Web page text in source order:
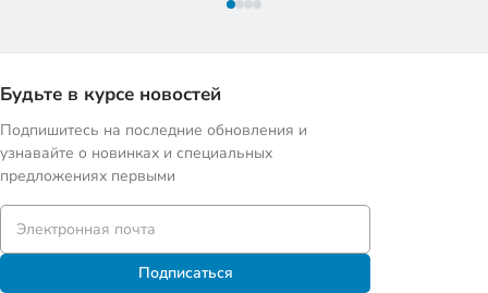
Будьте в курсе новостей
Подпишитесь на последние обновления и
узнавайте о новинках и специальных
предложениях первыми
Подписаться